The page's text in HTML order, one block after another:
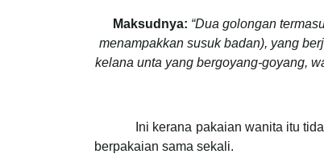
Maksudnya: “Dua golongan
menampakkan susuk badan), yang
kelana unta yang bergoyang-goyang,
Ini kerana pakaian wanita itu
berpakaian sama sekali.